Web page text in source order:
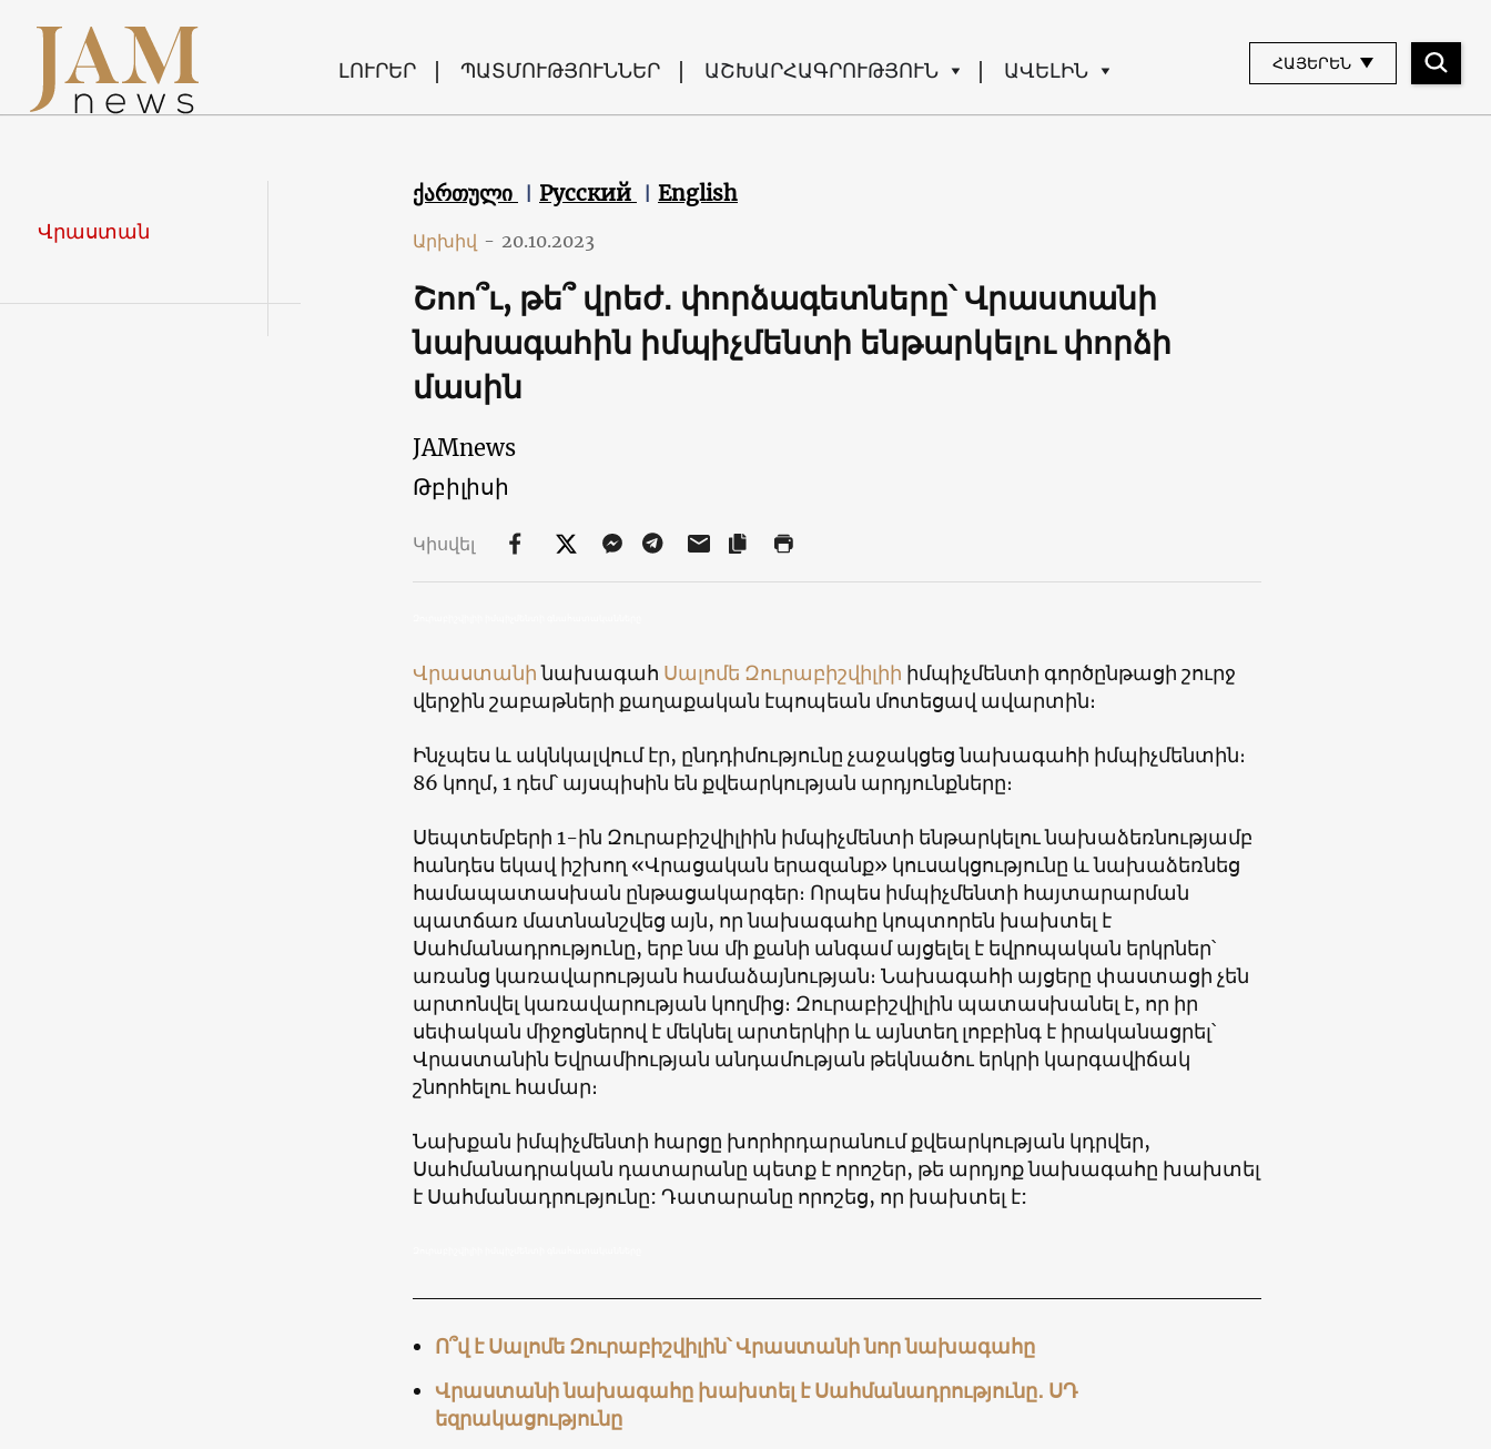
ԼՈՒՐԵՐ ՊԱՏՄՈՒԹՅՈՒՆՆԵՐ ԱՇԽԱՐՀԱԳՐՈՒԹՅՈՒՆ ԱՎԵԼԻՆ ՀԱՅԵՐԵՆ
Վրաստան
ქართული Русский English
Արխիվ - 20.10.2023
Շոո՞ւ, թե՞ վրեժ․ փորձագետները՝ Վրաստանի
նախագահին իմպիչմենտի ենթարկելու փորձի
մասին
JAMnews
Թբիլիսի
Կիսվել
Վրաստանինախագահ Սալոմե Զուրաբիշվիլիի իմպիչմենտի գործընթացի շուրջ
վերջին շաբաթների քաղաքական էպոպեան մոտեցավ ավարտին։
Ինչպես և ակնկալվում էր, ընդդիմությունը չաջակցեց նախագահի իմպիչմենտին։
86 կողմ, 1 դեմ՝ այսպիսին են քվեարկության արդյունքները։
Սեպտեմբերի 1-ին Զուրաբիշվիլիին իմպիչմենտի ենթարկելու նախաձեռնությամբ
հանդես եկավ իշխող «Վրացական երազանք» կուսակցությունը և նախաձեռնեց
համապատասխան ընթացակարգեր։ Որպես իմպիչմենտի հայտարարման
պատճառ մատնանշվեց այն, որ նախագահը կոպտորեն խախտել է
Սահմանադրությունը, երբ նա մի քանի անգամ այցելել է եվրոպական երկրներ՝
առանց կառավարության համաձայնության։ Նախագահի այցերը փաստացի չեն
արտոնվել կառավարության կողմից։ Զուրաբիշվիլին պատասխանել է, որ իր
սեփական միջոցներով է մեկնել արտերկիր և այնտեղ լոբբինգ է իրականացրել՝
Վրաստանին Եվրամիության անդամության թեկնածու երկրի կարգավիճակ
շնորհելու համար։
Նախքան իմպիչմենտի հարցը խորհրդարանում քվեարկության կդրվեր,
Սահմանադրական դատարանը պետք է որոշեր, թե արդյոք նախագահը խախտել
է Սահմանադրությունը: Դատարանը որոշեց, որ խախտել է:
Ո՞վ է Սալոմե Զուրաբիշվիլին՝ Վրաստանի նոր նախագահը
Վրաստանի նախագահը խախտել է Սահմանադրությունը․ ՍԴ
եզրակացությունը